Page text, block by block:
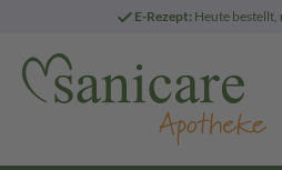
E-Rezept: Heute bestellt,